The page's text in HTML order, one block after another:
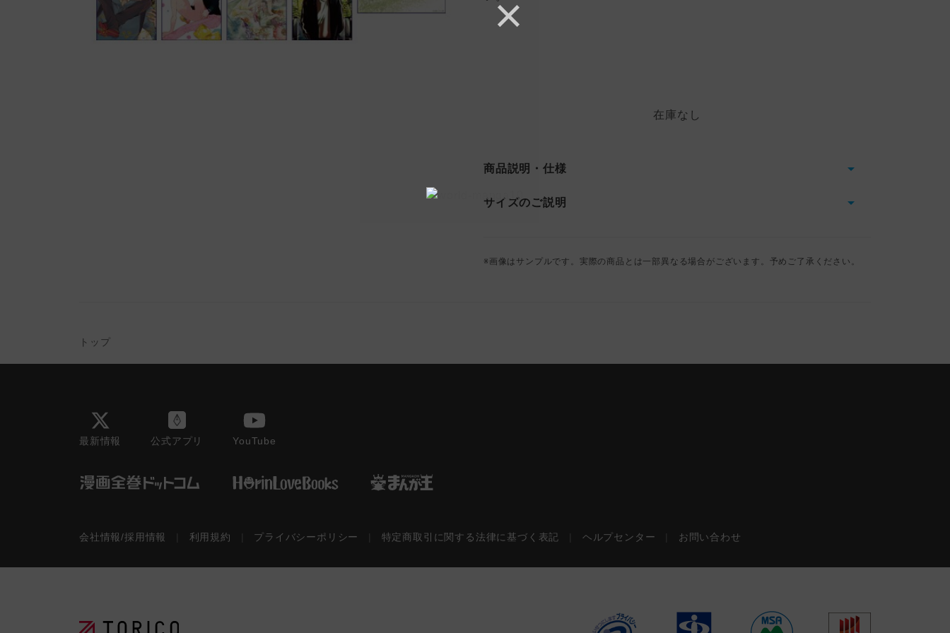
在庫なし
商品説明・仕様
サイズのご説明
※画像はサンプルです。実際の商品とは一部異なる場合がございます。予めご了承ください。
トップ
最新情報 公式アプリ YouTube
会社情報/採用情報 利用規約 プライバシーポリシー 特定商取引に関する法律に基づく表記 ヘルプセンター お問い合わせ